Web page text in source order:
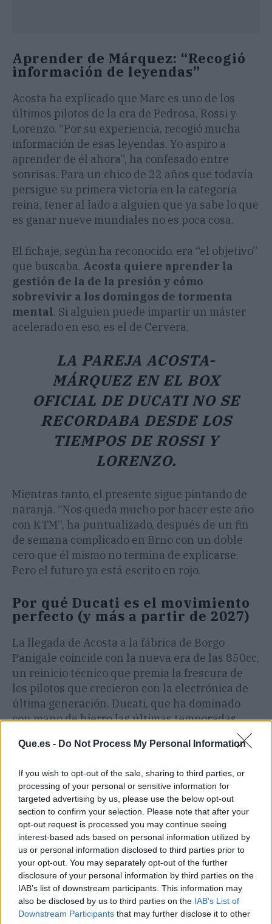
Que.es - Do Not Process My Personal Information
If you wish to opt-out of the sale, sharing to third parties, or
processing of your personal or sensitive information for
targeted advertising by us, please use the below opt-out
section to confirm your selection. Please note that after your
opt-out request is processed you may continue seeing
interest-based ads based on personal information utilized by
us or personal information disclosed to third parties prior to
your opt-out. You may separately opt-out of the further
disclosure of your personal information by third parties on the
IAB’s list of downstream participants. This information may
also be disclosed by us to third parties on the IAB’s List of
Downstream Participants that may further disclose it to other
Aprender de Márquez: “Recogió
información de leyendas”
Acosta ha explicado que Marc es uno de los
últimos pilotos de la era de Pedrosa, Rossi y
Lorenzo. “Por su experiencia, recogió mucha
información de esas leyendas. Yo aspiro a
aprender de él ahora”, ha confesado entre
sonrisas. Para un chico de 22 años que todavía
persigue su primera victoria en la categoría
reina, tener al lado a alguien que ya sabe lo que
es ganar nueve mundiales no es poca cosa.
El fichaje, según ha reconocido, era “el objetivo”
que buscaba. Acosta quiere aprender la
gestión de la de la presión y cómo
sobrevivir a los domingos de tormenta
mental. Si alguien puede impartir un máster
acelerado en eso, es el de Cervera.
LA PAREJA ACOSTA-
MÁRQUEZ EN EL BOX
OFICIAL DE DUCATI NO SE
RECORDABA DESDE LOS
TIEMPOS DE ROSSI Y
LORENZO.
Mientras tanto, el presente sigue pintando de
naranja. “Nos queda mucho por hacer este año
con KTM”, ha puntualizado, después de un fin
de semana complicado en Brno con un doble
cero que él mismo no termina de explicarse.
Pero el futuro ya está escrito en rojo.
Por qué Ducati es el movimiento
perfecto (y más a partir de 2027)
La llegada de Acosta a la fábrica de Borgo
Panigale coincide con la nueva era de las 850cc,
un reinicio técnico que premia la frescura de
los pilotos que crecieron con la electrónica de
última generación. Ducati, que ha dominado
con mano de hierro las últimas temporadas,
apuesta por una dupla española que combina
experiencia y hambre como nunca.Para
oportunidad de demostrar que su
velocidad no era solo cosa de KTM , sino puro
talento exportable.
El murciano ya probó los prototipos de 850cc y
su primera impresión fue “bastante buena”. Y si
alguien puede exprimir un motor distinto a la
primera, es él.
El chisme en 3 claves (TL;DR)